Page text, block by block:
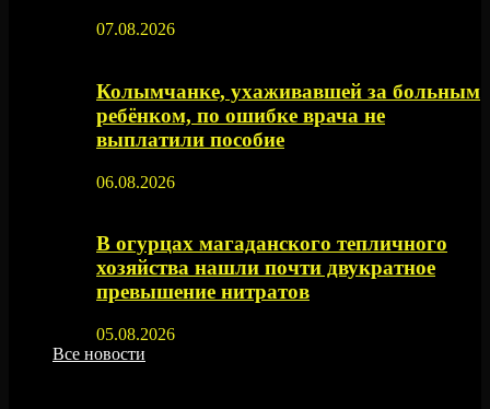
07.08.2026
Колымчанке, ухаживавшей за больным
ребёнком, по ошибке врача не
выплатили пособие
06.08.2026
В огурцах магаданского тепличного
хозяйства нашли почти двукратное
превышение нитратов
05.08.2026
Все новости